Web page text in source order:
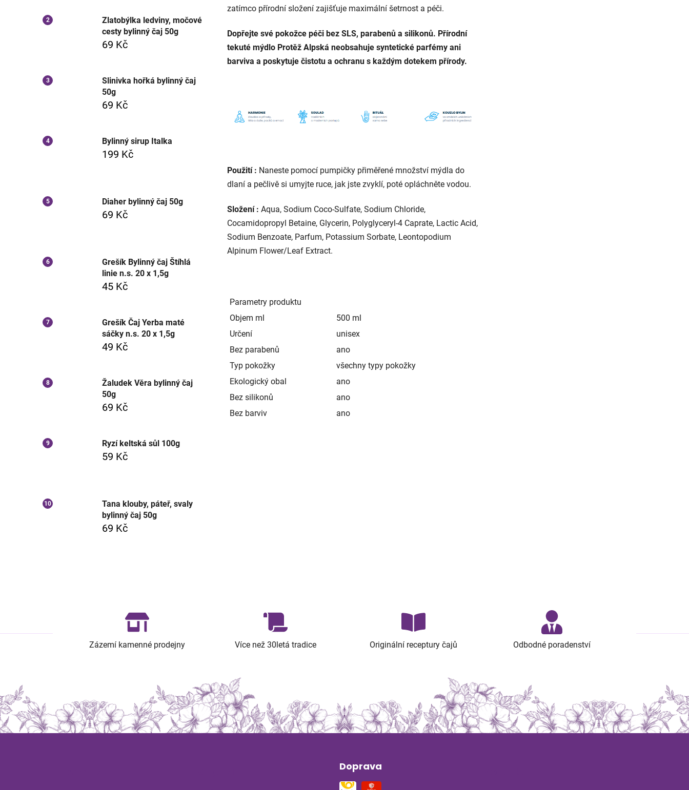
Zlatobýlka ledviny, močové
cesty bylinný čaj 50g
69 Kč
Slinivka hořká bylinný čaj
50g
69 Kč
Bylinný sirup Italka
199 Kč
Diaher bylinný čaj 50g
69 Kč
Grešík Bylinný čaj Štíhlá
linie n.s. 20 x 1,5g
45 Kč
Grešík Čaj Yerba maté
sáčky n.s. 20 x 1,5g
49 Kč
Žaludek Věra bylinný čaj
50g
69 Kč
Ryzí keltská sůl 100g
59 Kč
Tana klouby, páteř, svaly
bylinný čaj 50g
69 Kč
zatímco přírodní složení zajišťuje maximální šetrnost a péči.
Dopřejte své pokožce péči bez SLS, parabenů a silikonů. Přírodní
tekuté mýdlo Protěž Alpská neobsahuje syntetické parfémy ani
barviva a poskytuje čistotu a ochranu s každým dotekem přírody.
Použití : Naneste pomocí pumpičky přiměřené množství mýdla do
dlaní a pečlivě si umyjte ruce, jak jste zvyklí, poté opláchněte vodou.
Složení : Aqua, Sodium Coco-Sulfate, Sodium Chloride,
Cocamidopropyl Betaine, Glycerin, Polyglyceryl-4 Caprate, Lactic Acid,
Sodium Benzoate, Parfum, Potassium Sorbate, Leontopodium
Alpinum Flower/Leaf Extract.
Parametry produktu
Objem ml
500 ml
Určení
unisex
Bez parabenů
ano
Typ pokožky
všechny typy pokožky
Ekologický obal
ano
Bez silikonů
ano
Bez barviv
ano
Zázemí kamenné prodejny Více než 30letá tradice Originální receptury čajů Odbodné poradenství
Doprava